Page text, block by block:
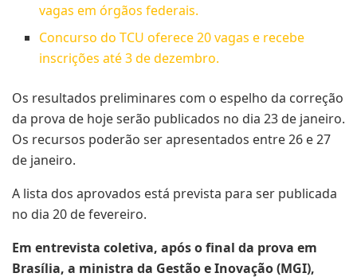
vagas em órgãos federais.
Concurso do TCU oferece 20 vagas e recebe
inscrições até 3 de dezembro.
Os resultados preliminares com o espelho da correção
da prova de hoje serão publicados no dia 23 de janeiro.
Os recursos poderão ser apresentados entre 26 e 27
de janeiro.
A lista dos aprovados está prevista para ser publicada
no dia 20 de fevereiro.
Em entrevista coletiva, após o final da prova em
Brasília, a ministra da Gestão e Inovação (MGI),